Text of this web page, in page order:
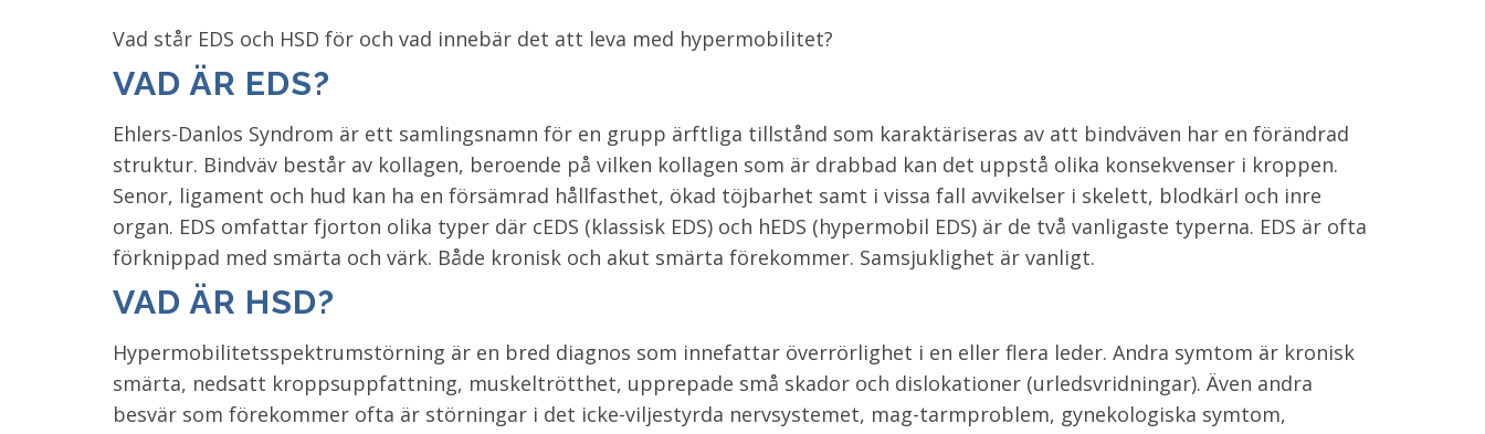
Vad står EDS och HSD för och vad innebär det att leva med hypermobilitet?
VAD ÄR EDS?
Ehlers-Danlos Syndrom är ett samlingsnamn för en grupp ärftliga tillstånd som karaktäriseras av att bindväven har en förändrad
struktur. Bindväv består av kollagen, beroende på vilken kollagen som är drabbad kan det uppstå olika konsekvenser i kroppen.
Senor, ligament och hud kan ha en försämrad hållfasthet, ökad töjbarhet samt i vissa fall avvikelser i skelett, blodkärl och inre
organ. EDS omfattar fjorton olika typer där cEDS (klassisk EDS) och hEDS (hypermobil EDS) är de två vanligaste typerna. EDS är ofta
förknippad med smärta och värk. Både kronisk och akut smärta förekommer. Samsjuklighet är vanligt.
VAD ÄR HSD?
Hypermobilitetsspektrumstörning är en bred diagnos som innefattar överrörlighet i en eller flera leder. Andra symtom är kronisk
smärta, nedsatt kroppsuppfattning, muskeltrötthet, upprepade små skador och dislokationer (urledsvridningar). Även andra
besvär som förekommer ofta är störningar i det icke-viljestyrda nervsystemet, mag-tarmproblem, gynekologiska symtom,